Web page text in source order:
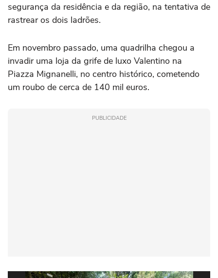
segurança da residência e da região, na tentativa de
rastrear os dois ladrões.
Em novembro passado, uma quadrilha chegou a
invadir uma loja da grife de luxo Valentino na
Piazza Mignanelli, no centro histórico, cometendo
um roubo de cerca de 140 mil euros.
PUBLICIDADE